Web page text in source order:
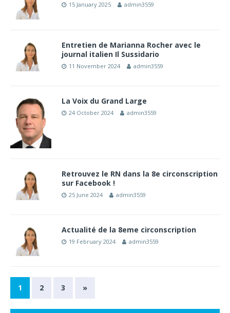
15 January 2025 admin3559
Entretien de Marianna Rocher avec le
journal italien Il Sussidario
11 November 2024 admin3559
La Voix du Grand Large
24 October 2024 admin3559
Retrouvez le RN dans la 8e circonscription
sur Facebook !
25 June 2024 admin3559
Actualité de la 8eme circonscription
19 February 2024 admin3559
1 2 3 »